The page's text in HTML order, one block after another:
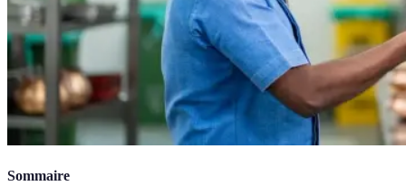
Sommaire